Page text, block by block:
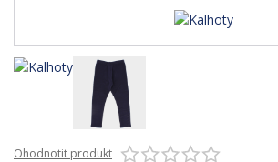
Ohodnotit produkt